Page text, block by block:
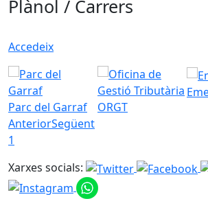
Plànol / Carrers
Accedeix
Parc del Garraf ORGT
AnteriorSegüent
1
Xarxes socials: